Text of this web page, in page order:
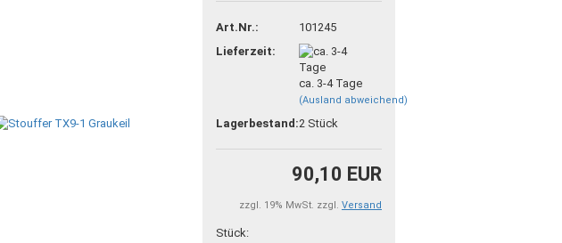
Art.Nr.:
101245
Lieferzeit:
ca. 3-4 Tage
(Ausland abweichend)
Lagerbestand:2 Stück
90,10 EUR
zzgl. 19% MwSt. zzgl. Versand
Stück: